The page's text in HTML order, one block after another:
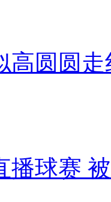
高圆圆走
播球赛